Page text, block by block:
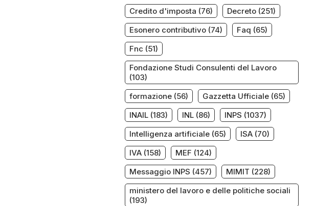
Credito d'imposta (76) Decreto(251)
Esonero contributivo(74) Faq (65)
Fnc (51)
Fondazione Studi Consulenti del Lavoro
(103)
formazione(56) Gazzetta Ufficiale(65)
INAIL(183) INL(86) INPS (1037)
Intelligenza artificiale(65) ISA(70)
IVA(158) MEF (124)
Messaggio INPS (457) MIMIT (228)
ministero del lavoro e delle politiche sociali
(193)